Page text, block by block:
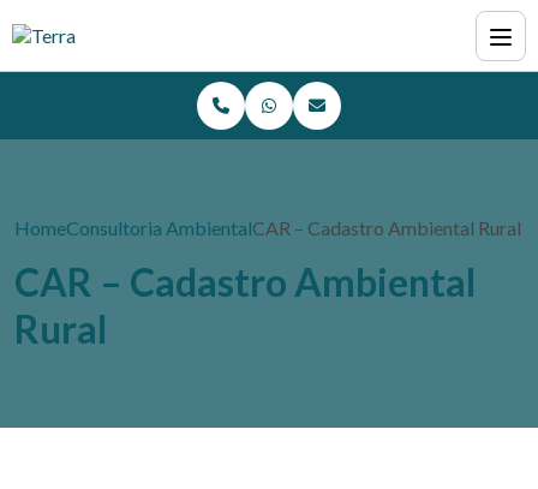
HomeConsultoria AmbientalCAR – Cadastro Ambiental Rural
CAR – Cadastro Ambiental
Rural